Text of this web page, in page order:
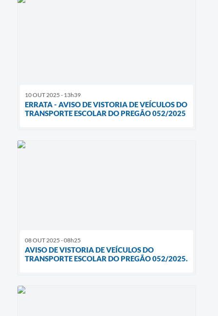
10 OUT 2025 - 13h39
ERRATA - AVISO DE VISTORIA DE VEÍCULOS DO
TRANSPORTE ESCOLAR DO PREGÃO 052/2025
08 OUT 2025 - 08h25
AVISO DE VISTORIA DE VEÍCULOS DO
TRANSPORTE ESCOLAR DO PREGÃO 052/2025.